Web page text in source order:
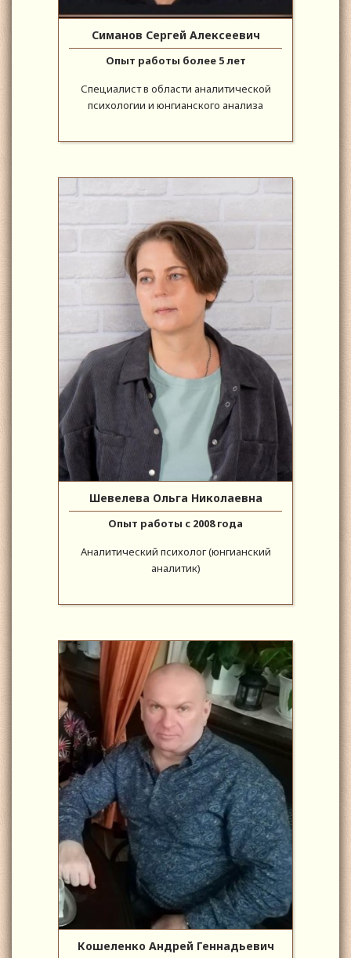
Симанов Сергей Алексеевич
Опыт работы более 5 лет
Специалист в области аналитической
психологии и юнгианского анализа
Шевелева Ольга Николаевна
Опыт работы с 2008 года
Аналитический психолог (юнгианский
аналитик)
Кошеленко Андрей Геннадьевич